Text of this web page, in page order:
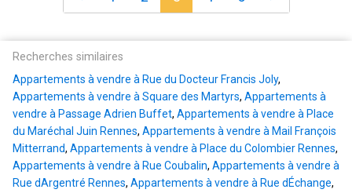
Recherches similaires
Appartements à vendre à Rue du Docteur Francis Joly,
Appartements à vendre à Square des Martyrs, Appartements à
vendre à Passage Adrien Buffet, Appartements à vendre à Place
du Maréchal Juin Rennes, Appartements à vendre à Mail François
Mitterrand, Appartements à vendre à Place du Colombier Rennes,
Appartements à vendre à Rue Coubalin, Appartements à vendre à
Rue dArgentré Rennes, Appartements à vendre à Rue dÉchange,